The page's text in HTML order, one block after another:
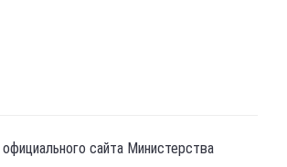
сайта Министерства